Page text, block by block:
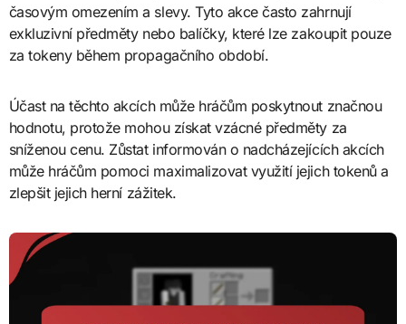
časovým omezením a slevy. Tyto akce často zahrnují
exkluzivní předměty nebo balíčky, které lze zakoupit pouze
za tokeny během propagačního období.
Účast na těchto akcích může hráčům poskytnout značnou
hodnotu, protože mohou získat vzácné předměty za
sníženou cenu. Zůstat informován o nadcházejících akcích
může hráčům pomoci maximalizovat využití jejich tokenů a
zlepšit jejich herní zážitek.